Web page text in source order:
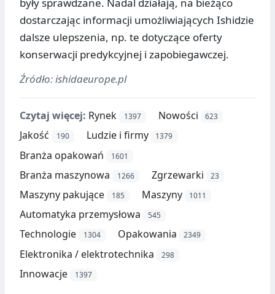
były sprawdzane. Nadal działają, na bieżąco
dostarczając informacji umożliwiających Ishidzie
dalsze ulepszenia, np. te dotyczące oferty
konserwacji predykcyjnej i zapobiegawczej.
Źródło: ishidaeurope.pl
Czytaj więcej: Rynek 1397 Nowości 623
Jakość 190 Ludzie i firmy 1379
Branża opakowań 1601
Branża maszynowa 1266 Zgrzewarki 23
Maszyny pakujące 185 Maszyny 1011
Automatyka przemysłowa 545
Technologie 1304 Opakowania 2349
Elektronika / elektrotechnika 298
Innowacje 1397